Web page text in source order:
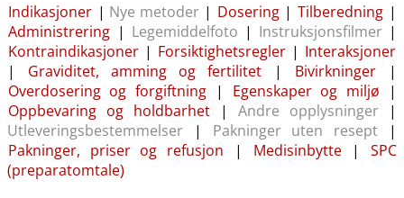
Indikasjoner | Nye metoder | Dosering | Tilberedning |
Administrering | Legemiddelfoto | Instruksjonsfilmer|
Kontraindikasjoner | Forsiktighetsregler | Interaksjoner
| Graviditet, amming og fertilitet | Bivirkninger |
Overdosering og forgiftning | Egenskaper og miljø |
Oppbevaring og holdbarhet |Andre opplysninger |
Utleveringsbestemmelser | Pakninger uten resept |
Pakninger, priser og refusjon | Medisinbytte | SPC
(preparatomtale)